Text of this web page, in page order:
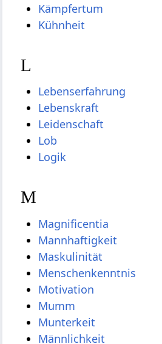
Kämpfertum
Kühnheit
L
Lebenserfahrung
Lebenskraft
Leidenschaft
Lob
Logik
M
Magnificentia
Mannhaftigkeit
Maskulinität
Menschenkenntnis
Motivation
Mumm
Munterkeit
Männlichkeit